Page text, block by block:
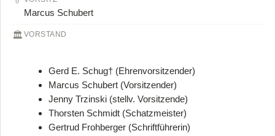
Marcus Schubert
🏛️ VORSTAND
Gerd E. Schug† (Ehrenvorsitzender)
Marcus Schubert (Vorsitzender)
Jenny Trzinski (stellv. Vorsitzende)
Thorsten Schmidt (Schatzmeister)
Gertrud Frohberger (Schriftführerin)